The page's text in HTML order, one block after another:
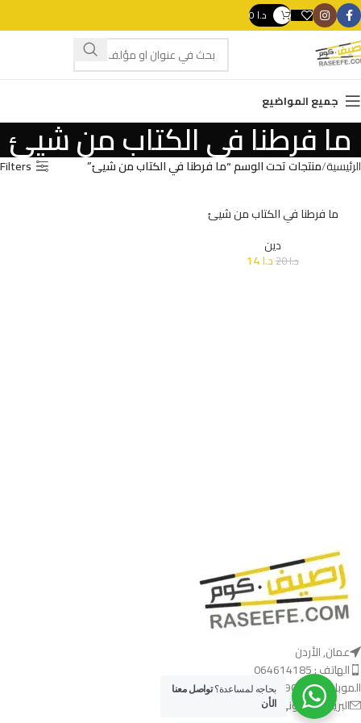
د.ا
جميع المواضيع
ما فرطنا في الكتاب من شيئ
الرئيسية منتجات تحت الوسم “ما فرطنا في الكتاب من شيئ” Filters
ما فرطنا في الكتاب من شيئ
دين
د.ا20 د.ا
عمان, الأردن
الهاتف : 064614185
الموبايل : 00962790390621
البريد الالكتروني : info@raseefe.com
بحاجه لمساعدة؟تواصل معنا
الأن